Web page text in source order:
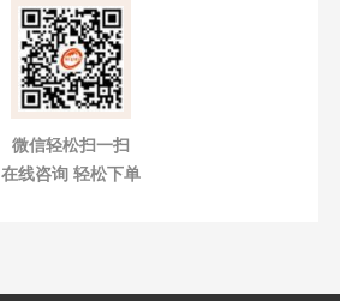
微信轻松扫一扫
在线咨询 轻松下单